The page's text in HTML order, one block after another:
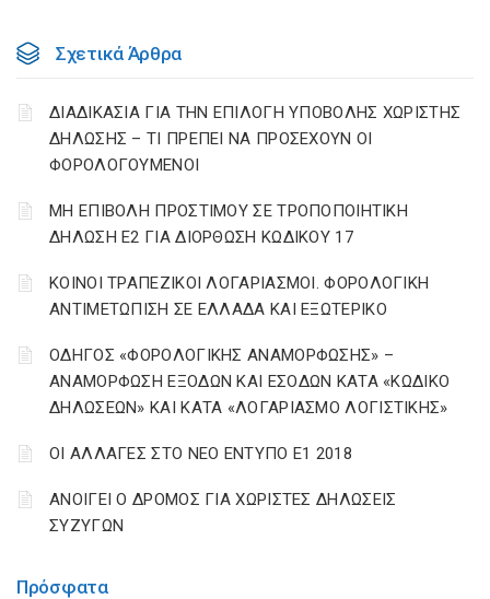
Πρόσφατα
Σχετικά Άρθρα
ΔΙΑΔΙΚΑΣΙΑ ΓΙΑ ΤΗΝ ΕΠΙΛΟΓΗ ΥΠΟΒΟΛΗΣ ΧΩΡΙΣΤΗΣ
ΔΗΛΩΣΗΣ – ΤΙ ΠΡΕΠΕΙ ΝΑ ΠΡΟΣΕΧΟΥΝ ΟΙ
ΦΟΡΟΛΟΓΟΥΜΕΝΟΙ
ΜΗ ΕΠΙΒΟΛΗ ΠΡΟΣΤΙΜΟΥ ΣΕ ΤΡΟΠΟΠΟΙΗΤΙΚΗ
ΔΗΛΩΣΗ Ε2 ΓΙΑ ΔΙΟΡΘΩΣΗ ΚΩΔΙΚΟΥ 17
ΚΟΙΝΟΙ ΤΡΑΠΕΖΙΚΟΙ ΛΟΓΑΡΙΑΣΜΟΙ. ΦΟΡΟΛΟΓΙΚΗ
ΑΝΤΙΜΕΤΩΠΙΣΗ ΣΕ ΕΛΛΑΔΑ ΚΑΙ ΕΞΩΤΕΡΙΚΟ
ΟΔΗΓΟΣ «ΦΟΡΟΛΟΓΙΚΗΣ ΑΝΑΜΟΡΦΩΣΗΣ» –
ΑΝΑΜΟΡΦΩΣΗ ΕΞΟΔΩΝ ΚΑΙ ΕΣΟΔΩΝ ΚΑΤΑ «ΚΩΔΙΚΟ
ΔΗΛΩΣΕΩΝ» ΚΑΙ ΚΑΤΑ «ΛΟΓΑΡΙΑΣΜΟ ΛΟΓΙΣΤΙΚΗΣ»
ΟΙ ΑΛΛΑΓΕΣ ΣΤΟ ΝΕΟ ΕΝΤΥΠΟ Ε1 2018
ΑΝΟΙΓΕΙ Ο ΔΡΟΜΟΣ ΓΙΑ ΧΩΡΙΣΤΕΣ ΔΗΛΩΣΕΙΣ
ΣΥΖΥΓΩΝ